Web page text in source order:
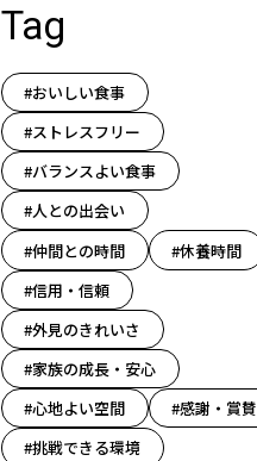
Tag
#おいしい食事
#ストレスフリー
#バランスよい食事
#人との出会い
#仲間との時間
#休養時間
#信用・信頼
#外見のきれいさ
#家族の成長・安心
#心地よい空間
#感謝・賞賛
#挑戦できる環境